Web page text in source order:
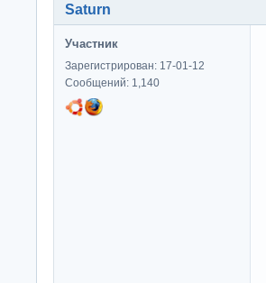
Saturn
Участник
Зарегистрирован: 17-01-12
Сообщений: 1,140